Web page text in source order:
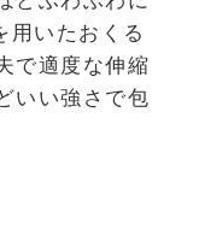
用いたおくる
で適度な伸縮
いい強さで包